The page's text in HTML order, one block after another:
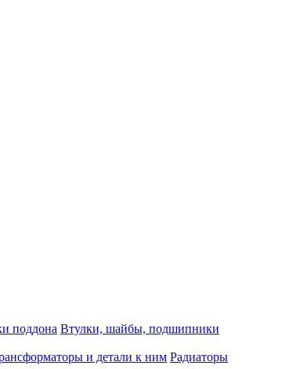
поддона Втулки, шайбы, подшипники
и детали к ним Радиаторы